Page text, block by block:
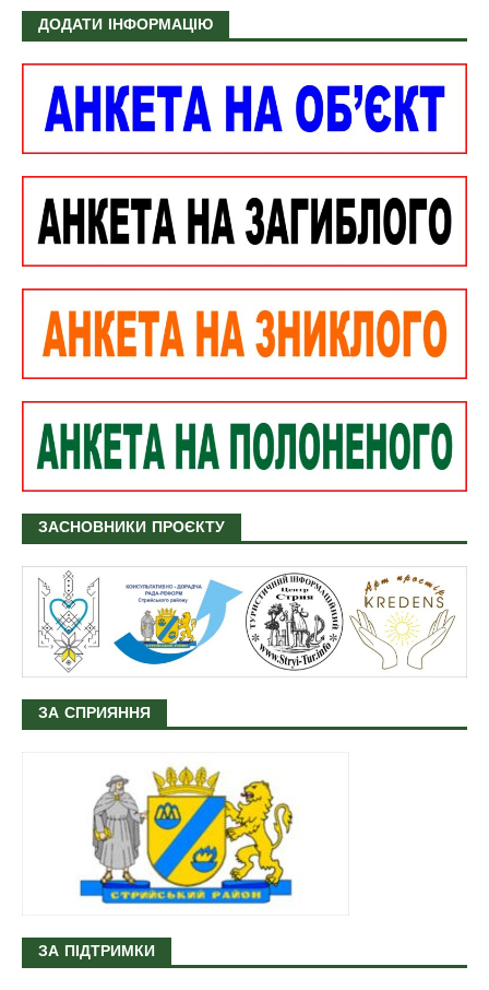
ДОДАТИ ІНФОРМАЦІЮ
ЗАСНОВНИКИ ПРОЄКТУ
ЗА СПРИЯННЯ
ЗА ПІДТРИМКИ